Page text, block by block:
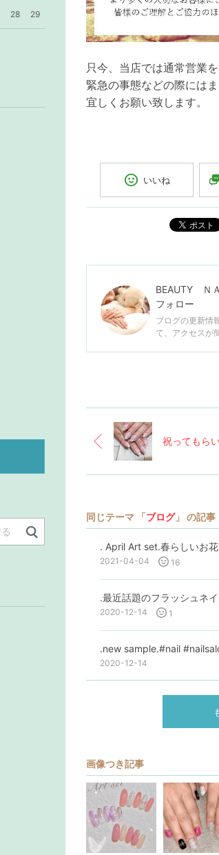
只今、当店では通常営業
緊急の事態などの際には
宜しくお願い致します。
いいね
ポスト
BEAUTY ＮＡ
フォロー
ブログの更新情
て、アクセスが
同じテーマ 「ブログ」 の記事
2021-04-04 16
2020-12-14 1
.new sample.#nail
2020-12-14
画像つき記事
28 29